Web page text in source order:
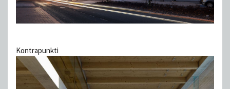
Kontrapunkti